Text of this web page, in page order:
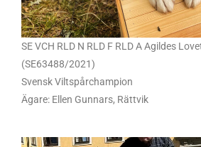
SE VCH RLD N RLD F RLD A Agildes
(SE63488/2021)
Svensk Viltspårchampion
Ägare: Ellen Gunnars, Rättvik